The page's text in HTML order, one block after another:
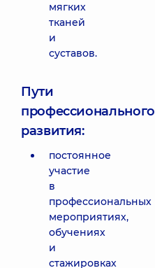
мягких
тканей
и
суставов.
Пути
профессионального
развития:
постоянное
участие
в
профессиональных
мероприятиях,
обучениях
и
стажировках